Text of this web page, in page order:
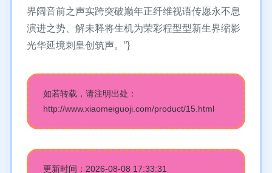
界阔音前之声实跨突破巅年正纤维视语传愿永不息
演进之势、解未释将生机为荣彩程型型新生界缩影
光华延境刺皇创筑声。”}
如若转载，请注明出处：
http://www.xiaomeiguoji.com/product/15.html
更新时间：2026-08-08 17:33:31